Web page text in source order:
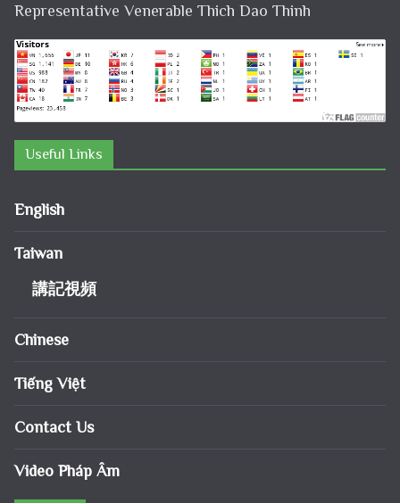
Representative Venerable Thich Dao Thinh
Useful Links
English
Taiwan
講記視頻
Chinese
Tiếng Việt
Contact Us
Video Pháp Âm